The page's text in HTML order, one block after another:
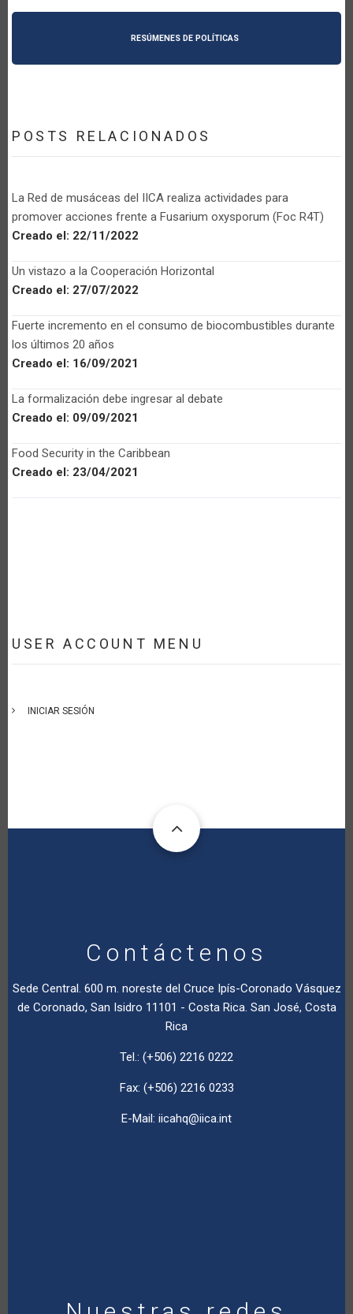
RESÚMENES DE POLÍTICAS
POSTS RELACIONADOS
La Red de musáceas del IICA realiza actividades para
promover acciones frente a Fusarium oxysporum (Foc R4T)
Creado el: 22/11/2022
Un vistazo a la Cooperación Horizontal
Creado el: 27/07/2022
Fuerte incremento en el consumo de biocombustibles durante
los últimos 20 años
Creado el: 16/09/2021
La formalización debe ingresar al debate
Creado el: 09/09/2021
Food Security in the Caribbean
Creado el: 23/04/2021
USER ACCOUNT MENU
INICIAR SESIÓN
Contáctenos
Sede Central. 600 m. noreste del Cruce Ipís-Coronado Vásquez
de Coronado, San Isidro 11101 - Costa Rica. San José, Costa
Rica
Tel.: (+506) 2216 0222
Fax: (+506) 2216 0233
E-Mail: iicahq@iica.int